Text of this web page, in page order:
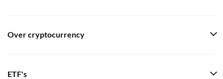
Over cryptocurrency
ETF's